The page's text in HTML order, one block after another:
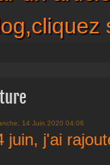
14 Juin 2020 04:06
juin, j'ai